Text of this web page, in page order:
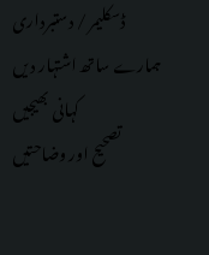
ڈسکلیمر / دستبرداری
ہمارے ساتھ اشتہار دیں
کہانی بھیجیں
تصحیح اور وضاحتیں